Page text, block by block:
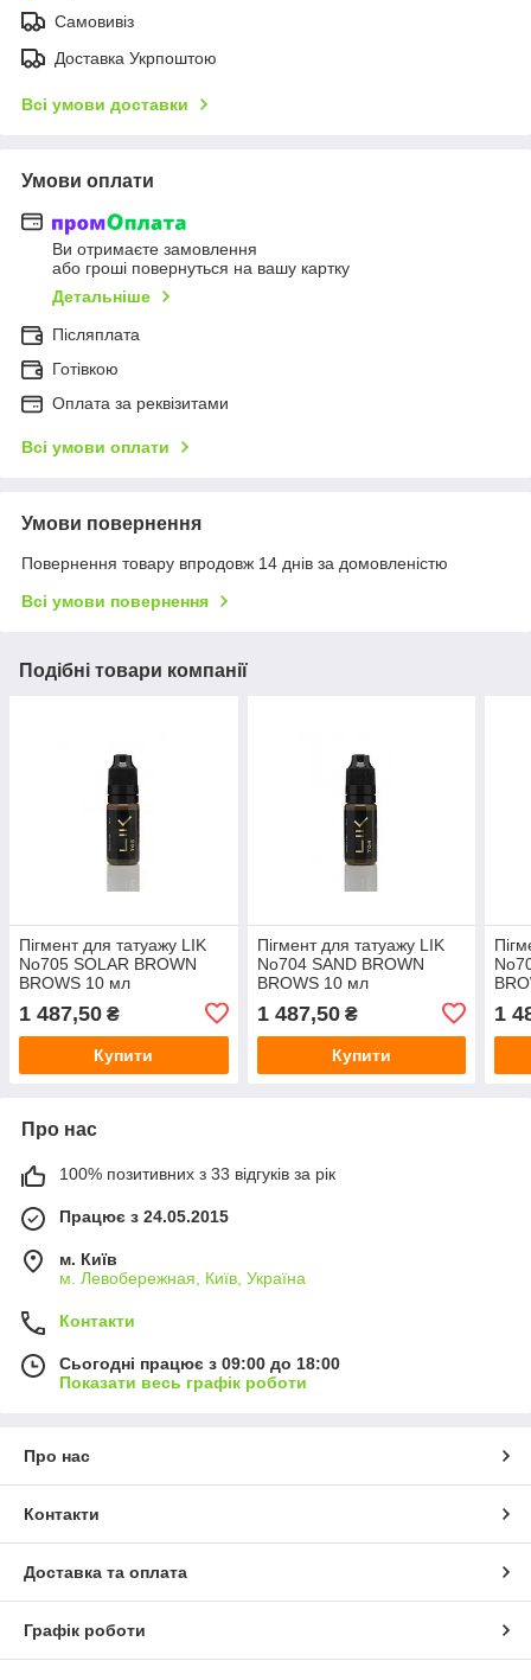
Самовивіз
Доставка Укрпоштою
Всі умови доставки
Умови оплати
Ви отримаєте замовлення
або гроші повернуться на вашу картку
Детальніше
Післяплата
Готівкою
Оплата за реквізитами
Всі умови оплати
Умови повернення
Повернення товару впродовж 14 днів за домовленістю
Всі умови повернення
Подібні товари компанії
Пігмент для татуажу LIK
No705 SOLAR BROWN
BROWS 10 мл
1 487,50 ₴
Купити
Пігмент для татуажу LIK
No704 SAND BROWN
BROWS 10 мл
1 487,50₴
Купити
1
Про нас
100% позитивних з 33 відгуків за рік
Працює з 24.05.2015
м. Київ
м. Левобережная, Київ, Україна
Контакти
Сьогодні працює з 09:00 до 18:00
Показати весь графік роботи
Про нас
Контакти
Доставка та оплата
Графік роботи